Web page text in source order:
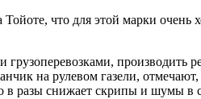
что для этой марки
производить
на рулевом газели,
разы снижает скрипы и шумы в